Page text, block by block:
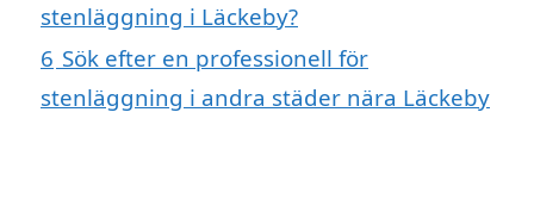
stenläggning i Läckeby?
6 Sök efter en professionell för
stenläggning i andra städer nära Läckeby